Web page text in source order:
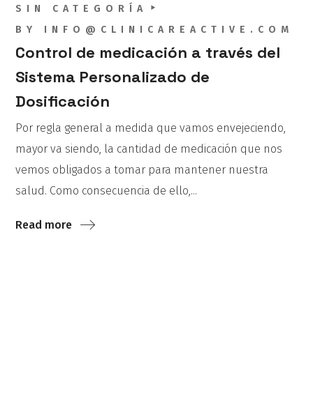
SIN CATEGORÍA
BY INFO@CLINICAREACTIVE.COM
Control de medicación a través del
Sistema Personalizado de
Dosificación
Por regla general a medida que vamos envejeciendo,
mayor va siendo, la cantidad de medicación que nos
vemos obligados a tomar para mantener nuestra
salud. Como consecuencia de ello,...
Read more